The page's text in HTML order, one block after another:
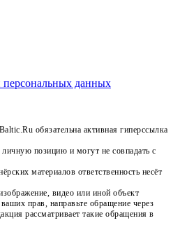
персональных данных
обязательна активная гиперссылка
позицию и могут не совпадать с
материалов ответственность несёт
видео или иной объект
прав, направьте обращение через
рассматривает такие обращения в